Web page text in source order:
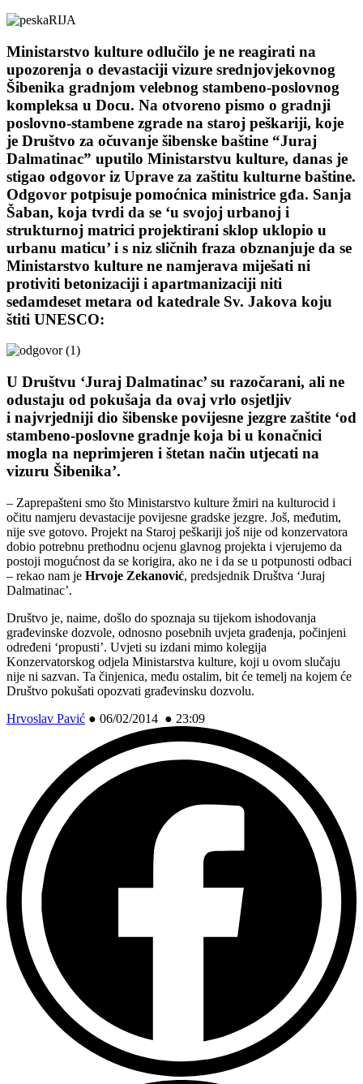
Ministarstvo kulture odlučilo je ne reagirati na
upozorenja o devastaciji vizure srednjovjekovnog
Šibenika gradnjom velebnog stambeno-poslovnog
kompleksa u Docu. Na otvoreno pismo o gradnji
poslovno-stambene zgrade na staroj peškariji, koje
je Društvo za očuvanje šibenske baštine “Juraj
Dalmatinac” uputilo Ministarstvu kulture, danas je
stigao odgovor iz Uprave za zaštitu kulturne baštine.
Odgovor potpisuje pomoćnica ministrice gđa. Sanja
Šaban, koja tvrdi da se ‘u svojoj urbanoj i
strukturnoj matrici projektirani sklop uklopio u
urbanu maticu’ i s niz sličnih fraza obznanjuje da se
Ministarstvo kulture ne namjerava miješati ni
protiviti betonizaciji i apartmanizaciji niti
sedamdeset metara od katedrale Sv. Jakova koju
štiti UNESCO:
U Društvu ‘Juraj Dalmatinac’ su razočarani, ali ne
odustaju od pokušaja da ovaj vrlo osjetljiv
i najvrjedniji dio šibenske povijesne jezgre zaštite ‘od
stambeno-poslovne gradnje koja bi u konačnici
mogla na neprimjeren i štetan način utjecati na
vizuru Šibenika’.
– Zaprepašteni smo što Ministarstvo kulture žmiri na kulturocid i
očitu namjeru devastacije povijesne gradske jezgre. Još, međutim,
nije sve gotovo. Projekt na Staroj peškariji još nije od konzervatora
dobio potrebnu prethodnu ocjenu glavnog projekta i vjerujemo da
postoji mogućnost da se korigira, ako ne i da se u potpunosti odbaci
– rekao nam je Hrvoje Zekanović, predsjednik Društva ‘Juraj
Dalmatinac’.
Društvo je, naime, došlo do spoznaja su tijekom ishodovanja
građevinske dozvole, odnosno posebnih uvjeta građenja, počinjeni
određeni ‘propusti’. Uvjeti su izdani mimo kolegija
Konzervatorskog odjela Ministarstva kulture, koji u ovom slučaju
nije ni sazvan. Ta činjenica, među ostalim, bit će temelj na kojem će
Društvo pokušati opozvati građevinsku dozvolu.
Hrvoslav Pavić ● 06/02/2014 ● 23:09